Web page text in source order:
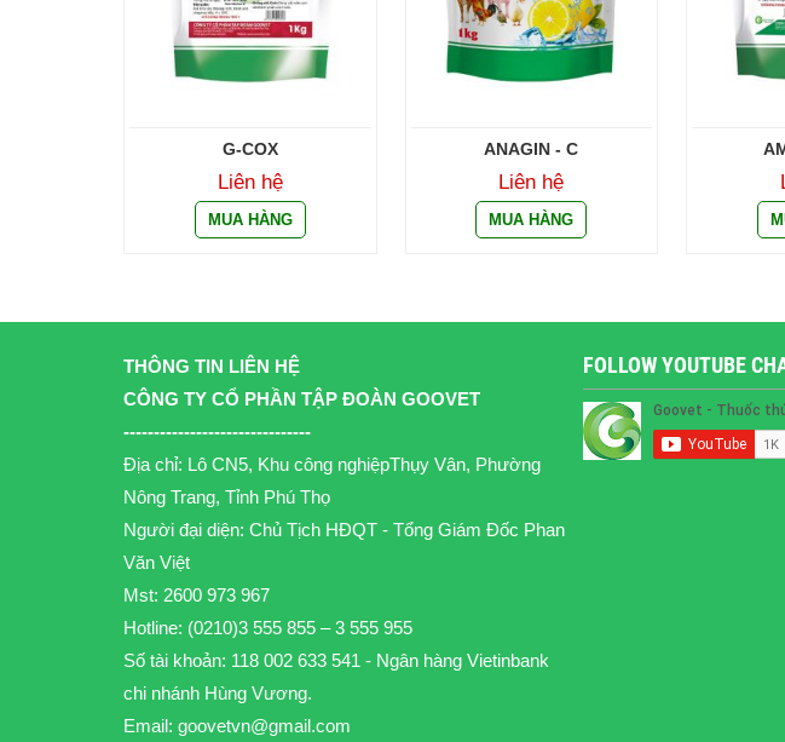
G-COX
Liên hệ
ANAGIN - C
Liên hệ
THÔNG TIN LIÊN HỆ
CÔNG TY CỔ PHẦN TẬP ĐOÀN GOOVET
-------------------------------
Địa chỉ: Lô CN5, Khu công nghiệpThụy Vân, Phường
Nông Trang, Tỉnh Phú Thọ
Người đại diện: Chủ Tịch HĐQT - Tổng Giám Đốc Phan
Văn Việt
Mst: 2600 973 967
Hotline: (0210)3 555 855 – 3 555 955
Số tài khoản: 118 002 633 541 - Ngân hàng Vietinbank
chi nhánh Hùng Vương.
Email: goovetvn@gmail.com
FOLLOW YOUTUBE